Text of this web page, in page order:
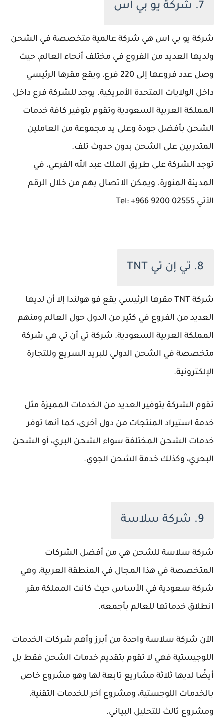
7. شركة يو بي اس
شركة يو بي اس هي شركة عالمية متخصصة في الشحن
ولديها العديد من الفروع في مختلف أنحاء العالم، حيث
وصل عدد فروعها إلى 220 فرع، ويقع مقرها الرئيسي
داخل الولايات المتحدة الأمريكية. يوجد للشركة فرع داخل
المملكة العربية السعودية وتقوم بتوفير كافة خدمات
الشحن بأفضل جودة وعلى يد مجموعة من العاملين
المتدربين على الشحن بدون حدوث تلف.
توجد الشركة على طريق الملك عبد الله الفرعي، في
المدينة المنورة. ويمكن الاتصال بهم من خلال الرقم
الآتي Tel: +966 9200 02555
8. تي إن تي TNT
شركة TNT مقرها الرئيسي يقع فو هولندا إلا أن لديها
العديد من الفروع في كثير من الدول حول العالم ومنهم
المملكة العربية السعودية. شركة تي أن تي هي شركة
متخصصة في الشحن الدولي للبريد السريع وللتجارة
الإلكترونية.
تقوم الشركة بتوفير العديد من الخدمات المميزة مثل
خدمة استيراد المنتجات من دول أخرى، كما أنها توفر
خدمات الشحن المختلفة سواء الشحن البري، أو الشحن
البحري، وكذلك خدمة الشحن الجوي.
9. شركة سلاسة
شركة سلاسة للشحن هي من أفضل الشركات
المتخصصة في هذا المجال في المنطقة العربية، وهي
شركة سعودية في الأساس حيث كانت المملكة مقر
انطلاق خدماتها للعالم بأجمعه.
الآن شركة سلاسة واحدة من أبرز وأهم شركات الخدمات
اللوجيستية فهي لا تقوم بتقديم خدمات الشحن فقط بل
أيضًا لديها ثلاثة مشاريع تابعة لها وهو مشروع خاص
بالخدمات اللوجستية، ومشروع آخر للخدمات التقنية،
ومشروع ثالث للتحليل البياني.